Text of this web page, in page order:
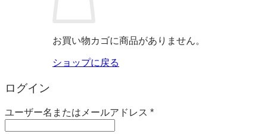
お買い物カゴに商品がありません。
ショップに戻る
ログイン
ユーザー名またはメールアドレス *必